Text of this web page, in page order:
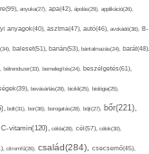
anyuka(27), apa(42), ápolás(29), applikáció(26),
anyagok(40), asztma(47), autó(46), avokádó(36), B-
baleset(51), banán(53), bántalmazás(24), barát(48),
bélrendszer(33), bemelegítés(24), beszélgetés(61),
bevásárlás(28), bicikli(25), biológia(25),
bolt(31), bor(36), borogatás(28), böjt(27), bőr(221),
C-vitamin(120), cékla(28), cél(57), célok(30),
citromfű(26), család(284), csecsemő(45),